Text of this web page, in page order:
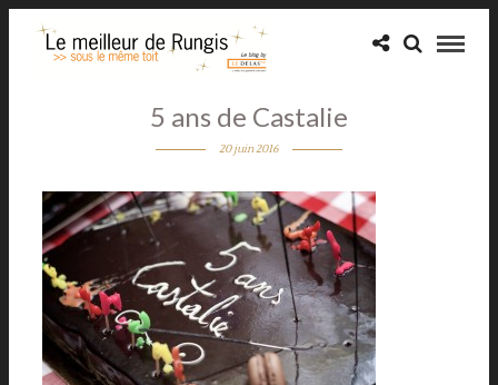
5 ans de Castalie
20 juin 2016